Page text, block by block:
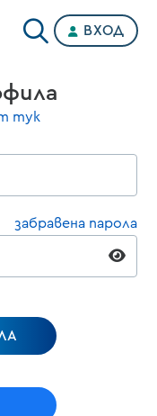
ВХОД
тук
забравена парола